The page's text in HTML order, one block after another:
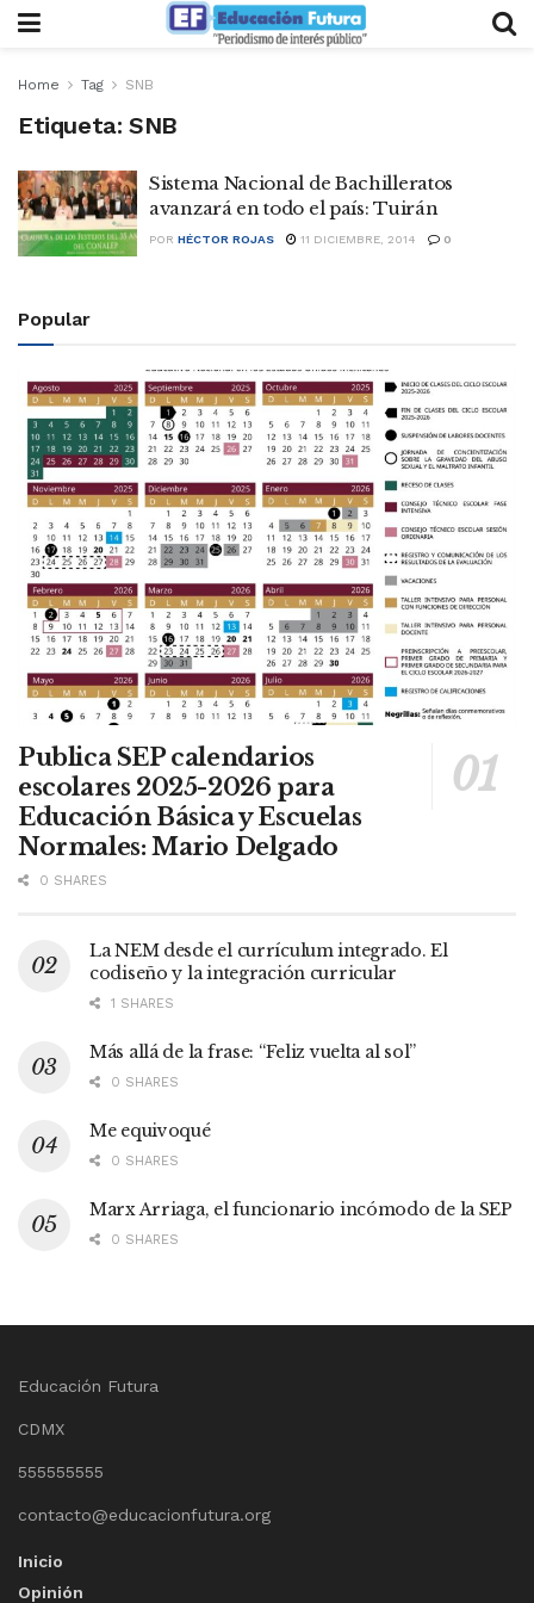
Home Tag SNB
Etiqueta: SNB
Sistema Nacional de Bachilleratos
avanzará en todo el país: Tuirán
POR HÉCTOR ROJAS 11 DICIEMBRE, 2014 0
Popular
Publica SEP calendarios
escolares 2025-2026 para
Educación Básica y Escuelas
Normales: Mario Delgado
0 SHARES
La NEM desde el currículum integrado. El
codiseño y la integración curricular
1 SHARES
Más allá de la frase: “Feliz vuelta al sol”
0 SHARES
Me equivoqué
0 SHARES
Marx Arriaga, el funcionario incómodo de la SEP
0 SHARES
Educación Futura
CDMX
555555555
contacto@educacionfutura.org
Inicio
Opinión